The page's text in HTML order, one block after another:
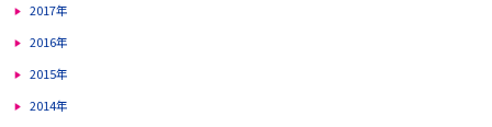
2017年
2016年
2015年
2014年